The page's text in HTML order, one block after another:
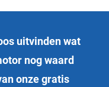
uitvinden wat
nog waard
onze gratis